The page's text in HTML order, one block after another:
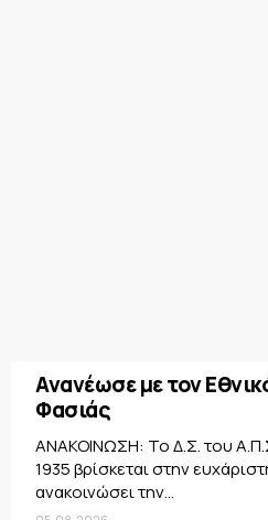
Ανανέωσε με τον
Φασιάς
ΑΝΑΚΟΙΝΩΣΗ: Το Δ.Σ. του
1935 βρίσκεται στην
ανακοινώσει την...